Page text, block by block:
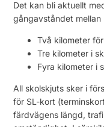
Det kan bli aktuellt
gångavståndet mellan
Två kilometer
Tre kilometer i
Fyra kilometer i
All skolskjuts sker i
för SL-kort
färdvägens längd,